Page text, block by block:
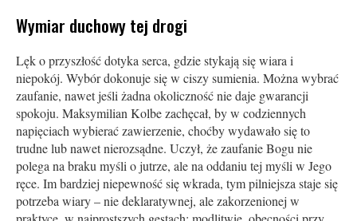
Wymiar duchowy tej drogi
Lęk o przyszłość dotyka serca, gdzie stykają się wiara i
niepokój. Wybór dokonuje się w ciszy sumienia. Można wybrać
zaufanie, nawet jeśli żadna okoliczność nie daje gwarancji
spokoju. Maksymilian Kolbe zachęcał, by w codziennych
napięciach wybierać zawierzenie, choćby wydawało się to
trudne lub nawet nierozsądne. Uczył, że zaufanie Bogu nie
polega na braku myśli o jutrze, ale na oddaniu tej myśli w Jego
ręce. Im bardziej niepewność się wkrada, tym pilniejsza staje się
potrzeba wiary – nie deklaratywnej, ale zakorzenionej w